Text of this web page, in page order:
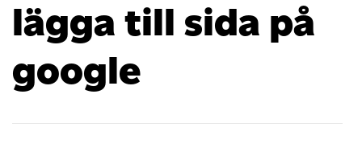
lägga till sida på
google